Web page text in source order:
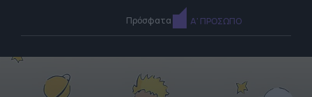
Πρόσφατα Α' ΠΡΟΣΩΠΟ